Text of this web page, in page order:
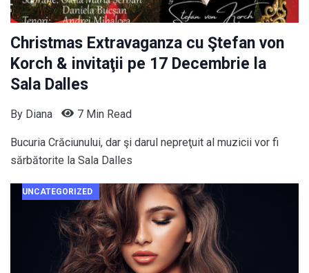
Christmas Extravaganza cu Ştefan von
Korch & invitaţii pe 17 Decembrie la
Sala Dalles
By Diana 7 Min Read
Bucuria Crăciunului, dar şi darul nepreţuit al muzicii vor fi
sărbătorite la Sala Dalles
UNCATEGORIZED